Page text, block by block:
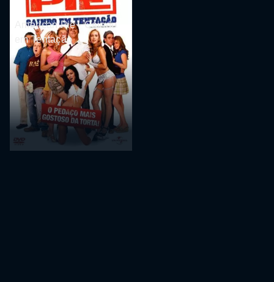
American Pie - Caindo
em Tentação